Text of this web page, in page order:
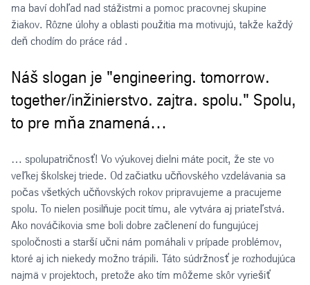
ma baví dohľad nad stážistmi a pomoc pracovnej skupine
žiakov. Rôzne úlohy a oblasti použitia ma motivujú, takže každý
deň chodím do práce rád .
Náš slogan je "engineering. tomorrow.
together/inžinierstvo. zajtra. spolu." Spolu,
to pre mňa znamená…
… spolupatričnosť! Vo výukovej dielni máte pocit, že ste vo
veľkej školskej triede. Od začiatku učňovského vzdelávania sa
počas všetkých učňovských rokov pripravujeme a pracujeme
spolu. To nielen posilňuje pocit tímu, ale vytvára aj priateľstvá.
Ako nováčikovia sme boli dobre začlenení do fungujúcej
spoločnosti a starší učni nám pomáhali v prípade problémov,
ktoré aj ich niekedy možno trápili. Táto súdržnosť je rozhodujúca
najmä v projektoch, pretože ako tím môžeme skôr vyriešiť